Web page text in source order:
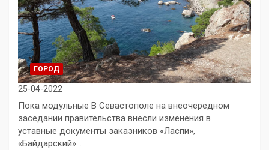
ГОРОД
25-04-2022
Пока модульные В Севастополе на внеочередном
заседании правительства внесли изменения в
уставные документы заказников «Ласпи»,
«Байдарский»…